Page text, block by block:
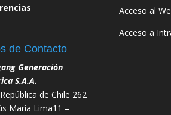
de Contacto
Generación
S.A.A.
de Chile 262
María Lima11 –
Acceso al
Acceso a